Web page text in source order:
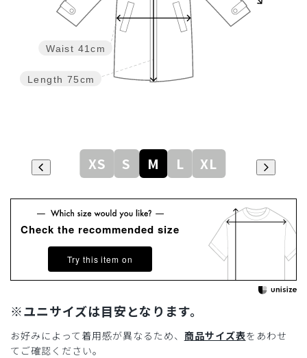
Length 75cm
Waist 41cm
XS S M L XL
Check the recommended size
Try this item on
※ユニサイズは目安となります。
お好みによって着用感が異なるため、 商品サイズ表をあわせ
てご確認ください。